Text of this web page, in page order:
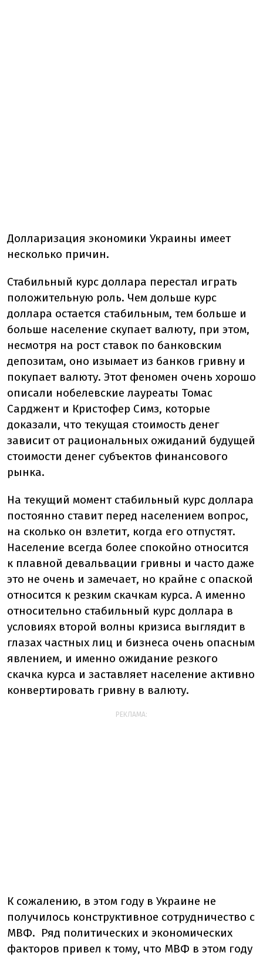
Долларизация экономики Украины имеет
несколько причин.
Стабильный курс доллара перестал играть
положительную роль. Чем дольше курс
доллара остается стабильным, тем больше и
больше население скупает валюту, при этом,
несмотря на рост ставок по банковским
депозитам, оно изымает из банков гривну и
покупает валюту. Этот феномен очень хорошо
описали нобелевские лауреаты Томас
Сарджент и Кристофер Симз, которые
доказали, что текущая стоимость денег
зависит от рациональных ожиданий будущей
стоимости денег субъектов финансового
рынка.
На текущий момент стабильный курс доллара
постоянно ставит перед населением вопрос,
на сколько он взлетит, когда его отпустят.
Население всегда более спокойно относится
к плавной девальвации гривны и часто даже
это не очень и замечает, но крайне с опаской
относится к резким скачкам курса. А именно
относительно стабильный курс доллара в
условиях второй волны кризиса выглядит в
глазах частных лиц и бизнеса очень опасным
явлением, и именно ожидание резкого
скачка курса и заставляет население активно
конвертировать гривну в валюту.
РЕКЛАМА:
К сожалению, в этом году в Украине не
получилось конструктивное сотрудничество с
МВФ. Ряд политических и экономических
факторов привел к тому, что МВФ в этом году